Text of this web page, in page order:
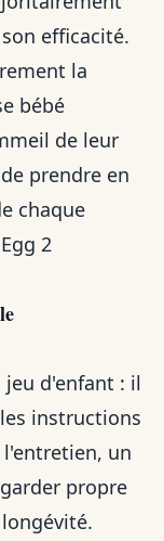
efficacité.
la
bébé
de leur
prendre en
chaque
2
jeu d'enfant : il
instructions
un
propre